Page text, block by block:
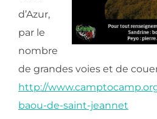
d’Azur,
par le
nombre
de grandes voies et de
http://
baou-de-saint-jeannet